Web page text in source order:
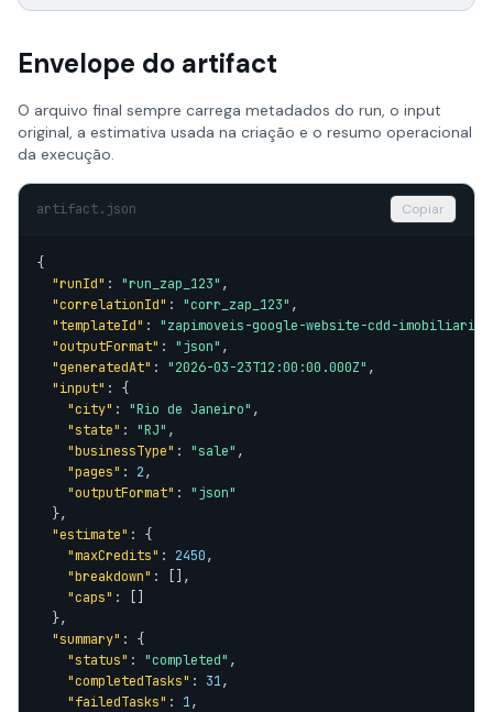
Envelope do artifact
O arquivo final sempre carrega metadados do run, o input
original, a estimativa usada na criação e o resumo operacional
da execução.
artifact.json Copiar
{
"runId" : "run_zap_123" ,
"correlationId" : "corr_zap_123" ,
"templateId" : "zapimoveis-google-website-cdd-imobiliaria-
"outputFormat" : "json" ,
"generatedAt" : "2026-03-23T12:00:00.000Z" ,
"input" : {
"city" : "Rio de Janeiro" ,
"state" : "RJ" ,
"businessType" : "sale" ,
"pages" : 2,
"outputFormat" : "json"
  },
"estimate" : {
"maxCredits" : 2450,
"breakdown" : [],
"caps" : []
  },
"summary" : {
"status" : "completed" ,
"completedTasks" : 31,
"failedTasks" : 1,